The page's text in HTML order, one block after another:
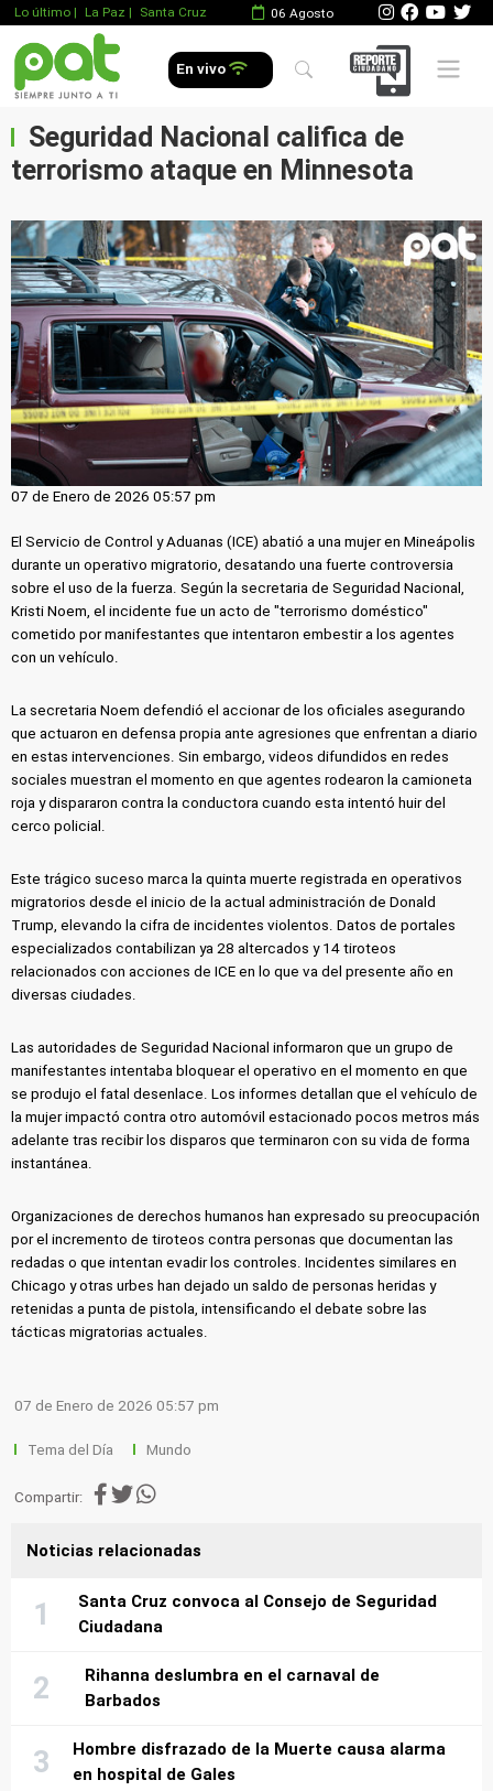
Lo último | La Paz | Santa Cruz 06 Agosto
En vivo Mobile
Seguridad Nacional califica de
terrorismo ataque en Minnesota
07 de Enero de 2026 05:57 pm
El Servicio de Control y Aduanas (ICE) abatió a una mujer en Mineápolis
durante un operativo migratorio, desatando una fuerte controversia
sobre el uso de la fuerza. Según la secretaria de Seguridad Nacional,
Kristi Noem, el incidente fue un acto de "terrorismo doméstico"
cometido por manifestantes que intentaron embestir a los agentes
con un vehículo.
La secretaria Noem defendió el accionar de los oficiales asegurando
que actuaron en defensa propia ante agresiones que enfrentan a diario
en estas intervenciones. Sin embargo, videos difundidos en redes
sociales muestran el momento en que agentes rodearon la camioneta
roja y dispararon contra la conductora cuando esta intentó huir del
cerco policial.
Este trágico suceso marca la quinta muerte registrada en operativos
migratorios desde el inicio de la actual administración de Donald
Trump, elevando la cifra de incidentes violentos. Datos de portales
especializados contabilizan ya 28 altercados y 14 tiroteos
relacionados con acciones de ICE en lo que va del presente año en
diversas ciudades.
Las autoridades de Seguridad Nacional informaron que un grupo de
manifestantes intentaba bloquear el operativo en el momento en que
se produjo el fatal desenlace. Los informes detallan que el vehículo de
la mujer impactó contra otro automóvil estacionado pocos metros más
adelante tras recibir los disparos que terminaron con su vida de forma
instantánea.
Organizaciones de derechos humanos han expresado su preocupación
por el incremento de tiroteos contra personas que documentan las
redadas o que intentan evadir los controles. Incidentes similares en
Chicago y otras urbes han dejado un saldo de personas heridas y
retenidas a punta de pistola, intensificando el debate sobre las
tácticas migratorias actuales.
07 de Enero de 2026 05:57 pm
Tema del Día Mundo
Compartir:
Noticias relacionadas
Santa Cruz convoca al Consejo de Seguridad
Ciudadana
Rihanna deslumbra en el carnaval de
Barbados
Hombre disfrazado de la Muerte causa alarma
en hospital de Gales